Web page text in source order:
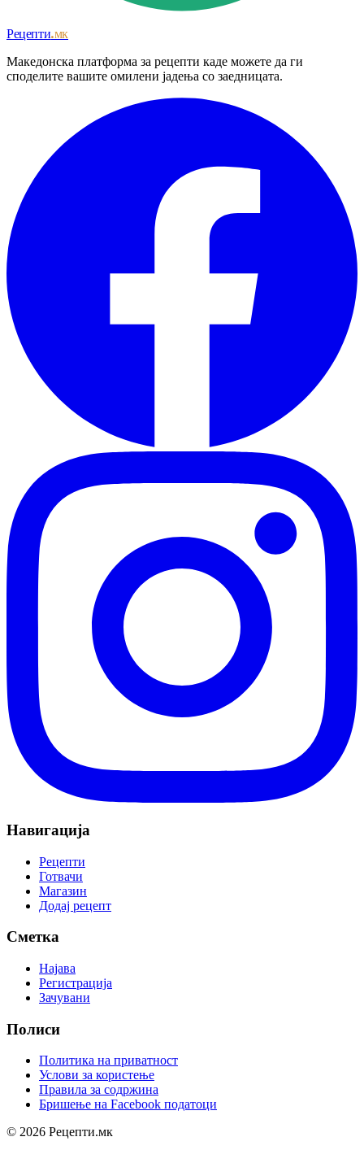
Рецепти.мк
Македонска платформа за рецепти каде можете да ги
споделите вашите омилени јадења со заедницата.
Навигација
Рецепти
Готвачи
Магазин
Додај рецепт
Сметка
Најава
Регистрација
Зачувани
Полиси
Политика на приватност
Услови за користење
Правила за содржина
Бришење на Facebook податоци
© 2026 Рецепти.мк